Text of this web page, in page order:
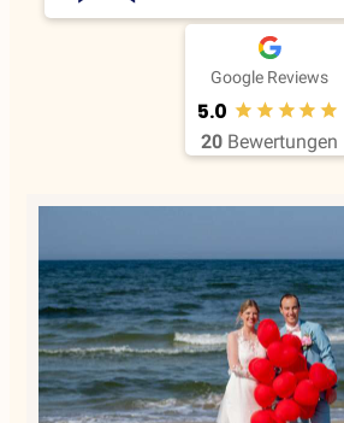
Google Reviews
5.0
20 Bewertungen